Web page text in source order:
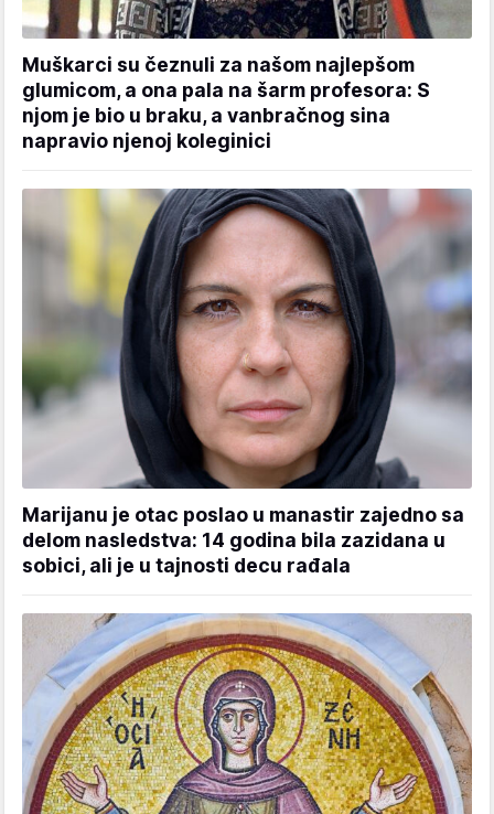
Muškarci su čeznuli za našom najlepšom
glumicom, a ona pala na šarm profesora: S
njom je bio u braku, a vanbračnog sina
napravio njenoj koleginici
Marijanu je otac poslao u manastir zajedno sa
delom nasledstva: 14 godina bila zazidana u
sobici, ali je u tajnosti decu rađala